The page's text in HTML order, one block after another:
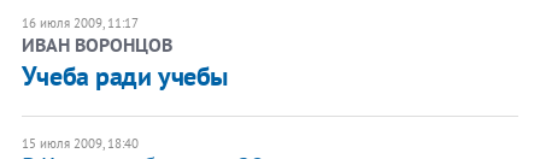
16 июля 2009, 11:17
ИВАН ВОРОНЦОВ
Учеба ради учебы
15 июля 2009, 18:40